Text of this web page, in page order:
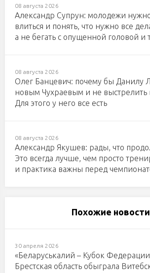
08 августа 2026
Александр Супрун: молодежи нужно
влиться и понять, что нужно все
а не бегать с опущенной головой и
08 августа 2026
Олег Банцевич: почему бы Данилу
новым Чухраевым и не выстрелить
Для этого у него все есть
08 августа 2026
Александр Якушев: рады, что
Это всегда лучше, чем просто
и практика важны перед
Похожие новости
30 апреля 2026
«Беларуськалий – Кубок Федерации
Брестская область обыграла